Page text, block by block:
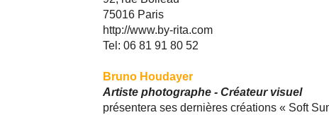
75016 Paris
http://www.by-rita.com
Tel: 06 81 91 80 52
Bruno Houdayer
Artiste photographe - Créateur visuel
présentera ses dernières créations « Soft